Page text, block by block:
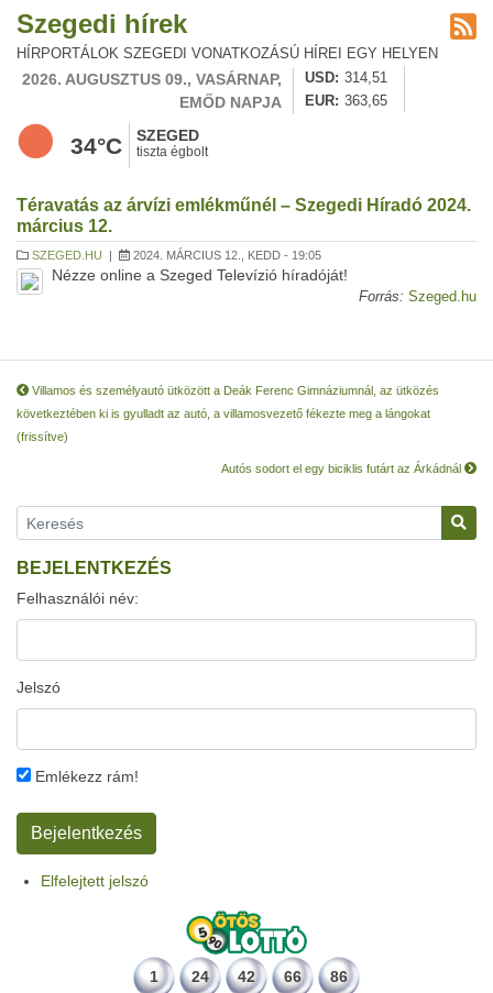
Szegedi hírek
HÍRPORTÁLOK SZEGEDI VONATKOZÁSÚ HÍREI EGY HELYEN
2026. AUGUSZTUS 09., VASÁRNAP,
EMŐD NAPJA
USD
314,51
EUR
363,65
34°C SZEGED
tiszta égbolt
Téravatás az árvízi emlékműnél – Szegedi Híradó 2024.
március 12.
SZEGED.HU | 2024. MÁRCIUS 12., KEDD - 19:05
Nézze online a Szeged Televízió híradóját!
Forrás: Szeged.hu
Villamos és személyautó ütközött a Deák Ferenc Gimnáziumnál, az ütközés
következtében ki is gyulladt az autó, a villamosvezető fékezte meg a lángokat
(frissítve)
Autós sodort el egy biciklis futárt az Árkádnál
BEJELENTKEZÉS
Felhasználói név:
Jelszó
Emlékezz rám!
Elfelejtett jelszó
1 24 42 66 86